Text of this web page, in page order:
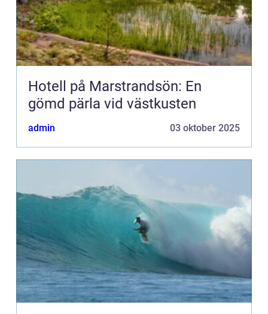
Hotell på Marstrandsön: En
gömd pärla vid västkusten
admin 03 oktober 2025